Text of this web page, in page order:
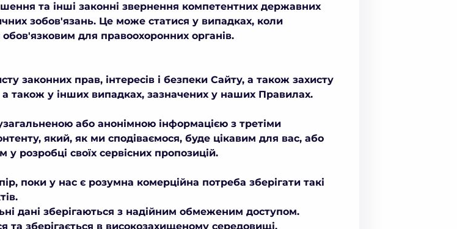
та інші законні звернення компетентних державних
зобов'язань. Це може статися у випадках, коли
обов'язковим для правоохоронних органів.
законних прав, інтересів і безпеки Сайту, а також захисту
а також у інших випадках, зазначених у наших Правилах.
або анонімною інформацією з третіми
який, як ми сподіваємося, буде цікавим для вас, або
розробці своїх сервісних пропозицій.
поки у нас є розумна комерційна потреба зберігати такі
дані зберігаються з надійним обмеженим доступом.
зберігається в високозахищеному середовищі.